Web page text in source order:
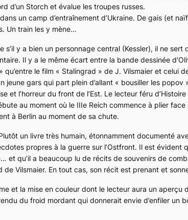
d’un Storch et évalue les troupes russes.
un camp d’entraînement d’Ukraine. De gais (et
Un train les y mène…
s’il y a bien un personnage central (Kessler), il ne sert
Il y a le même écart entre la bande dessinée
qu’entre le film « Stalingrad » de J. Vilsmaier et celui
jeune gars qui part plein d’allant « bousiller les
et l’horreur du front de l’Est. Le lecteur féru
au moment où le IIIe Reich commence à plier face
à Berlin au moment de sa chute.
un livre très humain, étonnamment documenté
propres à la guerre sur l’Ostfront. Il est évident
et qu’il a beaucoup lu de récits de souvenirs de
de Vilsmaier. En tout cas, son récit est prenant et
et la mise en couleur dont le lecteur aura un aperçu
du froid mordant qui donnerait envie d’enfiler un